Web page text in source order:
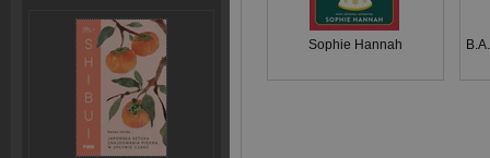
Sophie Hannah